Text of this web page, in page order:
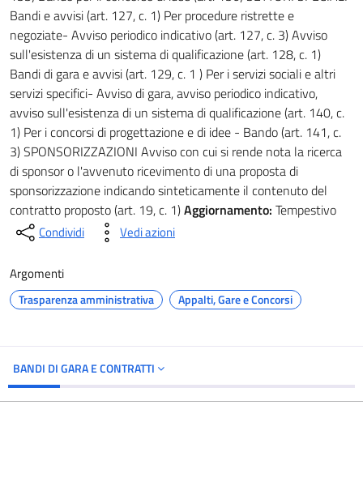
Bandi e avvisi (art. 127, c. 1) Per procedure ristrette e
negoziate- Avviso periodico indicativo (art. 127, c. 3) Avviso
sull'esistenza di un sistema di qualificazione (art. 128, c. 1)
Bandi di gara e avvisi (art. 129, c. 1 ) Per i servizi sociali e altri
servizi specifici- Avviso di gara, avviso periodico indicativo,
avviso sull'esistenza di un sistema di qualificazione (art. 140, c.
1) Per i concorsi di progettazione e di idee - Bando (art. 141, c.
3) SPONSORIZZAZIONI Avviso con cui si rende nota la ricerca
di sponsor o l'avvenuto ricevimento di una proposta di
sponsorizzazione indicando sinteticamente il contenuto del
contratto proposto (art. 19, c. 1)Aggiornamento: Tempestivo
Condividi Vedi azioni
Argomenti
Trasparenza amministrativa Appalti, Gare e Concorsi
BANDI DI GARA E CONTRATTI